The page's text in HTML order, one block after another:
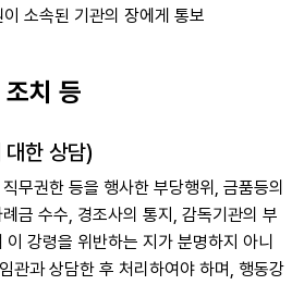
소속된 기관의 장에게 통보
치 등
한 상담)
무권한 등을 행사한 부당행위, 금품등의
금 수수, 경조사의 통지, 감독기관의 부
이 강령을 위반하는 지가 분명하지 아니
관과 상담한 후 처리하여야 하며, 행동강